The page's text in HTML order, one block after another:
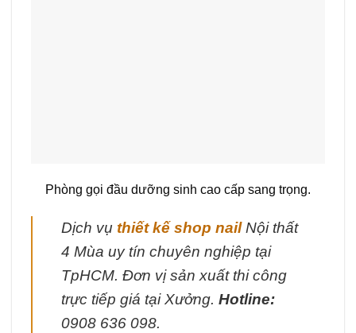
Phòng gọi đầu dưỡng sinh cao cấp sang trọng.
Dịch vụ thiết kế shop nailNội thất
4 Mùa uy tín chuyên nghiệp tại
TpHCM. Đơn vị sản xuất thi công
trực tiếp giá tại Xưởng. Hotline:
0908 636 098.